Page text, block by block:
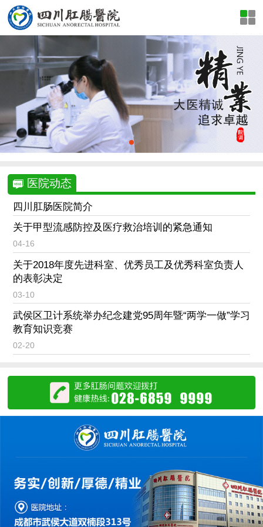
医院动态
四川肛肠医院简介
关于甲型流感防控及医疗救治培训的紧急通知
04-16
关于2018年度先进科室、优秀员工及优秀科室负责人
的表彰决定
03-10
武侯区卫计系统举办纪念建党95周年暨“两学一做”学习
教育知识竞赛
02-20